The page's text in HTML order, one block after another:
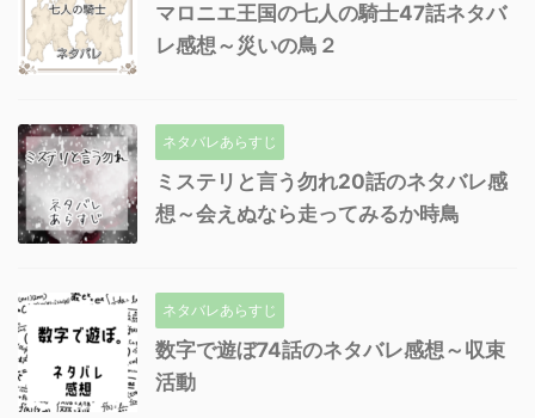
マロニエ王国の七人の騎士47話ネタバ
レ感想～災いの鳥２
ネタバレあらすじ
ミステリと言う勿れ20話のネタバレ感
想～会えぬなら走ってみるか時鳥
ネタバレあらすじ
数字で遊ぼ74話のネタバレ感想～収束
活動